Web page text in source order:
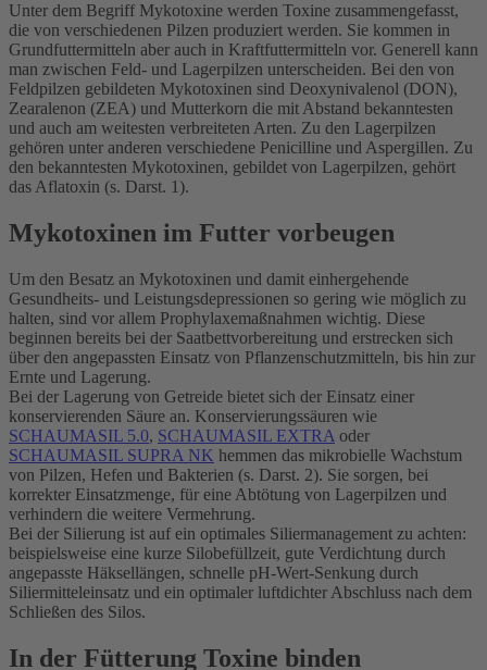
Unter dem Begriff Mykotoxine werden Toxine zusammengefasst,
die von verschiedenen Pilzen produziert werden. Sie kommen in
Grundfuttermitteln aber auch in Kraftfuttermitteln vor. Generell kann
man zwischen Feld- und Lagerpilzen unterscheiden. Bei den von
Feldpilzen gebildeten Mykotoxinen sind Deoxynivalenol (DON),
Zearalenon (ZEA) und Mutterkorn die mit Abstand bekanntesten
und auch am weitesten verbreiteten Arten. Zu den Lagerpilzen
gehören unter anderen verschiedene Penicilline und Aspergillen. Zu
den bekanntesten Mykotoxinen, gebildet von Lagerpilzen, gehört
das Aflatoxin (s. Darst. 1).
Mykotoxinen im Futter vorbeugen
Um den Besatz an Mykotoxinen und damit einhergehende
Gesundheits- und Leistungsdepressionen so gering wie möglich zu
halten, sind vor allem Prophylaxemaßnahmen wichtig. Diese
beginnen bereits bei der Saatbettvorbereitung und erstrecken sich
über den angepassten Einsatz von Pflanzenschutzmitteln, bis hin zur
Ernte und Lagerung.
Bei der Lagerung von Getreide bietet sich der Einsatz einer
konservierenden Säure an. Konservierungssäuren wie
SCHAUMASIL 5.0, SCHAUMASIL EXTRA oder
SCHAUMASIL SUPRA NK hemmen das mikrobielle Wachstum
von Pilzen, Hefen und Bakterien (s. Darst. 2). Sie sorgen, bei
korrekter Einsatzmenge, für eine Abtötung von Lagerpilzen und
verhindern die weitere Vermehrung.
Bei der Silierung ist auf ein optimales Siliermanagement zu achten:
beispielsweise eine kurze Silobefüllzeit, gute Verdichtung durch
angepasste Häksellängen, schnelle pH-Wert-Senkung durch
Siliermitteleinsatz und ein optimaler luftdichter Abschluss nach dem
Schließen des Silos.
In der Fütterung Toxine binden